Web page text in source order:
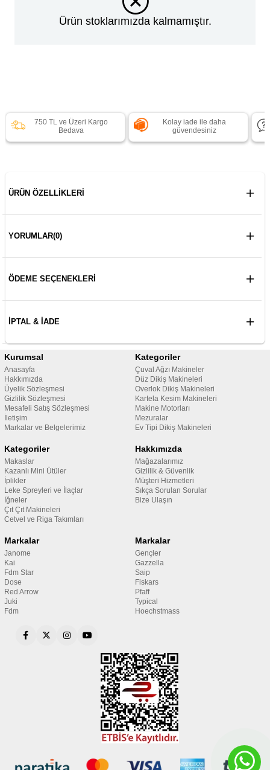
Ürün stoklarımızda kalmamıştır.
750 TL ve Üzeri Kargo
Bedava
Kolay iade ile daha
güvendesiniz
ÜRÜN ÖZELLIKLERI
YORUMLAR(0)
ÖDEME SEÇENEKLERI
İPTAL & İADE
Kurumsal
Anasayfa
Hakkımızda
Üyelik Sözleşmesi
Gizlilik Sözleşmesi
Mesafeli Satış Sözleşmesi
İletişim
Markalar ve Belgelerimiz
Kategoriler
Çuval Ağzı Makineler
Düz Dikiş Makineleri
Overlok Dikiş Makineleri
Kartela Kesim Makineleri
Makine Motorları
Mezuralar
Ev Tipi Dikiş Makineleri
Kategoriler
Makaslar
Kazanlı Mini Ütüler
İplikler
Leke Spreyleri ve İlaçlar
İğneler
Çıt Çıt Makineleri
Cetvel ve Riga Takımları
Hakkımızda
Mağazalarımız
Gizlilik & Güvenlik
Müşteri Hizmetleri
Sıkça Sorulan Sorular
Bize Ulaşın
Markalar
Janome
Kai
Fdm Star
Dose
Red Arrow
Juki
Fdm
Markalar
Gençler
Gazzella
Saip
Fiskars
Pfaff
Typical
Hoechstmass